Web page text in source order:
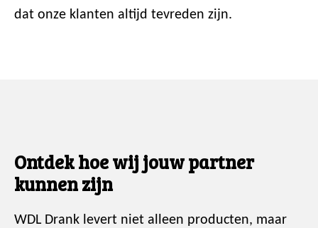
dat onze klanten altijd tevreden zijn.
Ontdek hoe wij jouw partner
kunnen zijn
WDL Drank levert niet alleen producten, maar